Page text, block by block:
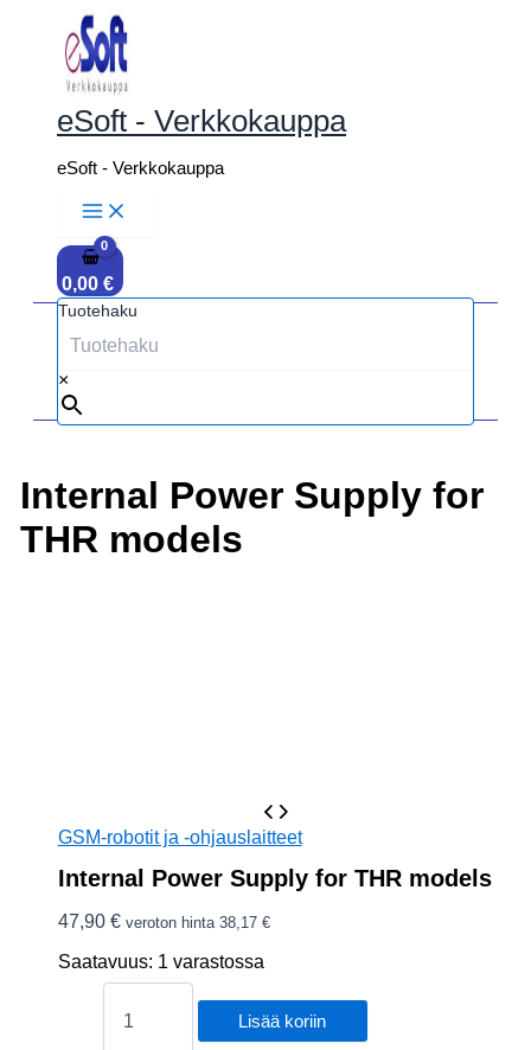
sisältöön
eSoft - Verkkokauppa
eSoft - Verkkokauppa
0,00 €
Tuotehaku
×
Internal Power Supply for
THR models
GSM-robotit ja -ohjauslaitteet
Internal Power Supply for THR models
47,90 € veroton hinta 38,17 €
Saatavuus: 1 varastossa
Internal
Lisää koriin